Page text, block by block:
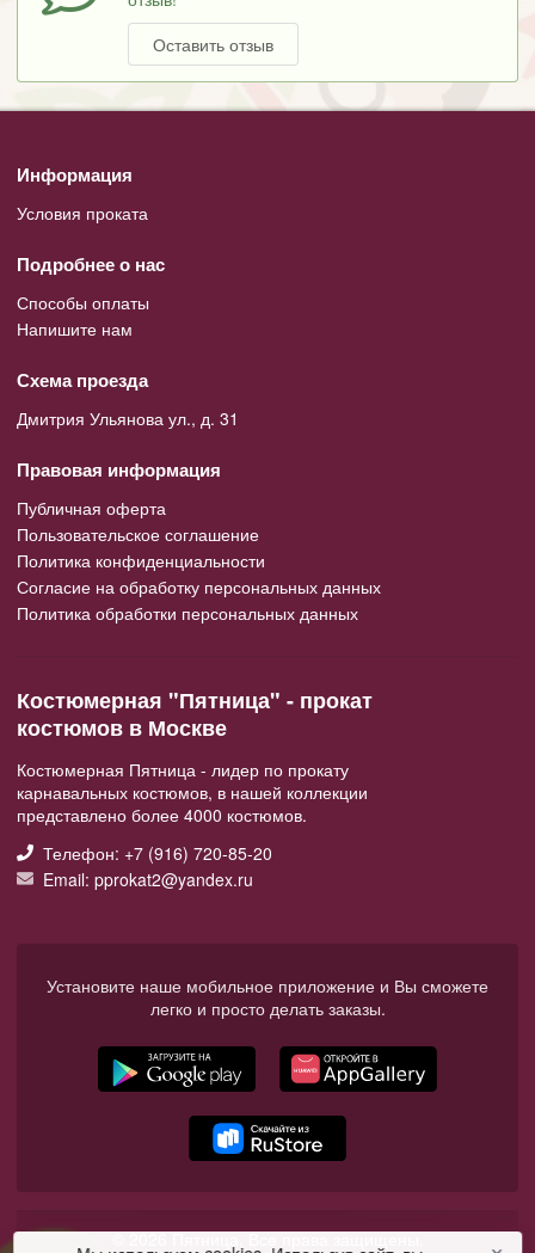
Оставить отзыв
Информация
Условия проката
Подробнее о нас
Способы оплаты
Напишите нам
Схема проезда
Дмитрия Ульянова ул., д. 31
Правовая информация
Публичная оферта
Пользовательское соглашение
Политика конфиденциальности
Согласие на обработку персональных данных
Политика обработки персональных данных
Костюмерная "Пятница" - прокат
костюмов в Москве
Костюмерная Пятница - лидер по прокату
карнавальных костюмов, в нашей коллекции
представлено более 4000 костюмов.
Телефон: +7 (916) 720-85-20
Email: pprokat2@yandex.ru
Установите наше мобильное приложение и Вы сможете
легко и просто делать заказы.
© 2026 Пятница. Все права защищены.